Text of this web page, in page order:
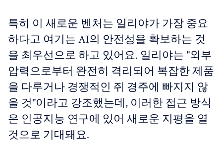
특히 이 새로운 벤처는 일리야가 가장 중요
하다고 여기는 AI의 안전성을 확보하는 것
을 최우선으로 하고 있어요. 일리야는 "외부
압력으로부터 완전히 격리되어 복잡한 제품
을 다루거나 경쟁적인 쥐 경주에 빠지지 않
을 것"이라고 강조했는데, 이러한 접근 방식
은 인공지능 연구에 있어 새로운 지평을 열
것으로 기대돼요.